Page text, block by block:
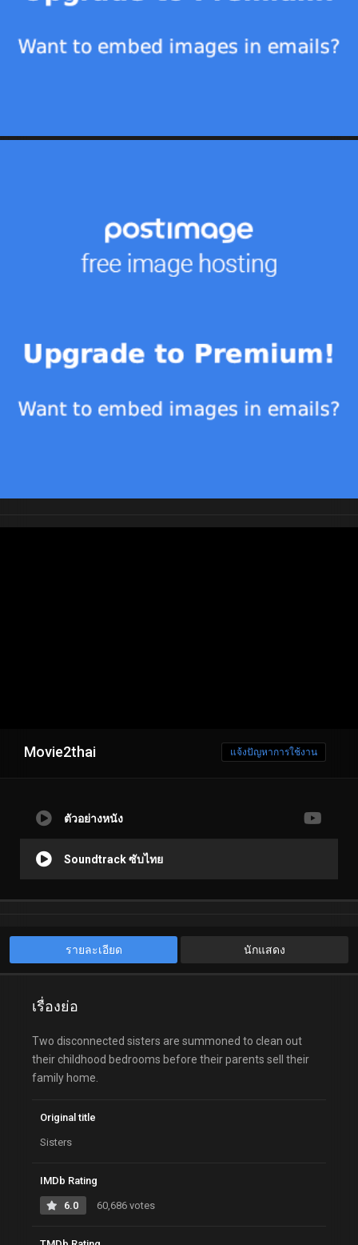
Movie2thai แจ้งปัญหาการใช้งาน
ตัวอย่างหนัง
Soundtrack ซับไทย
รายละเอียด นักแสดง
เรื่องย่อ
Two disconnected sisters are summoned to clean out
their childhood bedrooms before their parents sell their
family home.
Original title
Sisters
IMDb Rating
6.0 60,686 votes